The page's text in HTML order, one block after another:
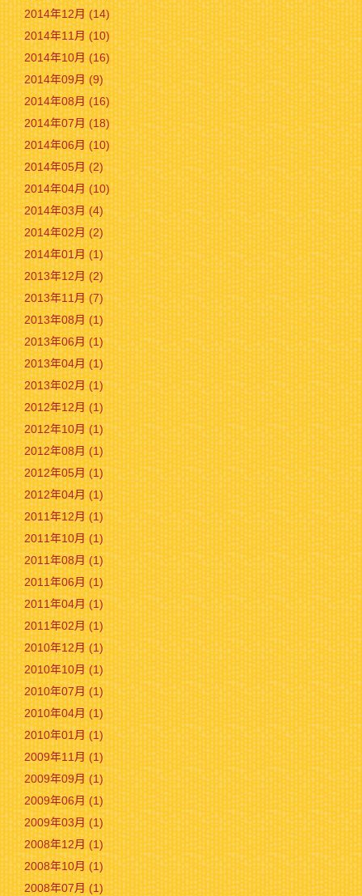
2014年12月 (14)
2014年11月 (10)
2014年10月 (16)
2014年09月 (9)
2014年08月 (16)
2014年07月 (18)
2014年06月 (10)
2014年05月 (2)
2014年04月 (10)
2014年03月 (4)
2014年02月 (2)
2014年01月 (1)
2013年12月 (2)
2013年11月 (7)
2013年08月 (1)
2013年06月 (1)
2013年04月 (1)
2013年02月 (1)
2012年12月 (1)
2012年10月 (1)
2012年08月 (1)
2012年05月 (1)
2012年04月 (1)
2011年12月 (1)
2011年10月 (1)
2011年08月 (1)
2011年06月 (1)
2011年04月 (1)
2011年02月 (1)
2010年12月 (1)
2010年10月 (1)
2010年07月 (1)
2010年04月 (1)
2010年01月 (1)
2009年11月 (1)
2009年09月 (1)
2009年06月 (1)
2009年03月 (1)
2008年12月 (1)
2008年10月 (1)
2008年07月 (1)